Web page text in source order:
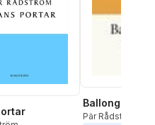
Ballong till
Pär Rådström